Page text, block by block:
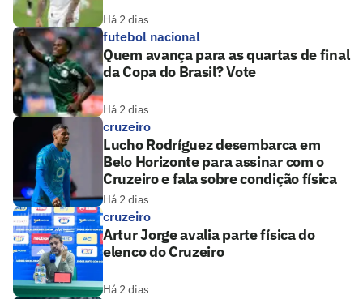
Há 2 dias
futebol nacional
Quem avança para as quartas de final
da Copa do Brasil? Vote
Há 2 dias
cruzeiro
Lucho Rodríguez desembarca em
Belo Horizonte para assinar com o
Cruzeiro e fala sobre condição física
Há 2 dias
cruzeiro
Artur Jorge avalia parte física do
elenco do Cruzeiro
Há 2 dias